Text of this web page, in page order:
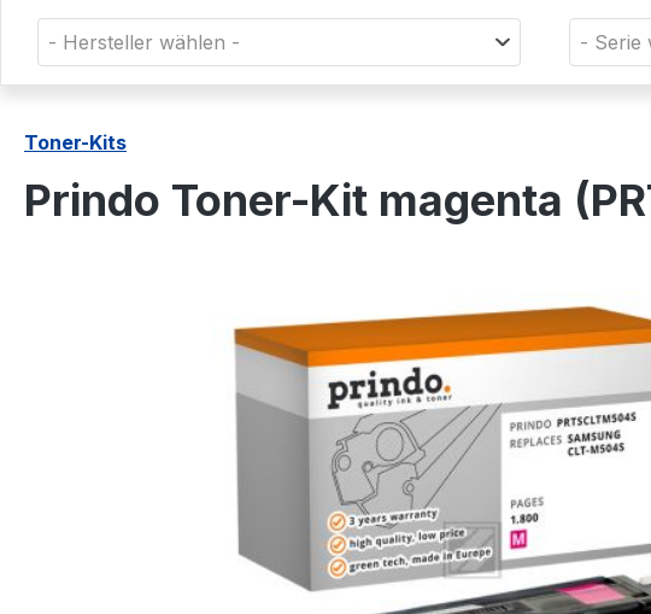
- Hersteller wählen - - Serie
Toner-Kits
Prindo Toner-Kit magenta